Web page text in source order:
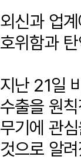
외신과 업
호위함과
지난 21일
수출을 원
무기에 관
것으로 알